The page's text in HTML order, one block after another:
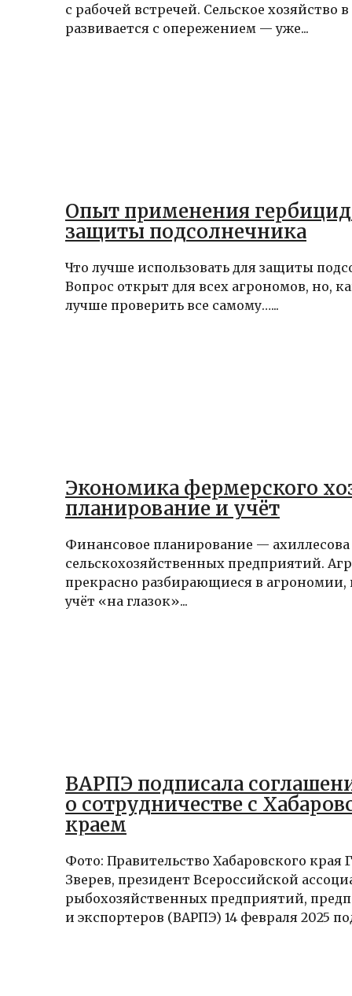
с рабочей встречей. Сельское хозяйство
развивается с опережением — уже...
Опыт применения
защиты подсолнечника
Что лучше использовать для защиты
Вопрос открыт для всех агрономов, но,
лучше проверить все самому…...
Экономика фермерского
планирование и учёт
Финансовое планирование —
сельскохозяйственных предприятий.
прекрасно разбирающиеся в агрономии,
учёт «на глазок»...
ВАРПЭ подписала
о сотрудничестве с
краем
Фото: Правительство Хабаровского края
Зверев, президент Всероссийской
рыбохозяйственных предприятий,
и экспортеров (ВАРПЭ) 14 февраля 2025